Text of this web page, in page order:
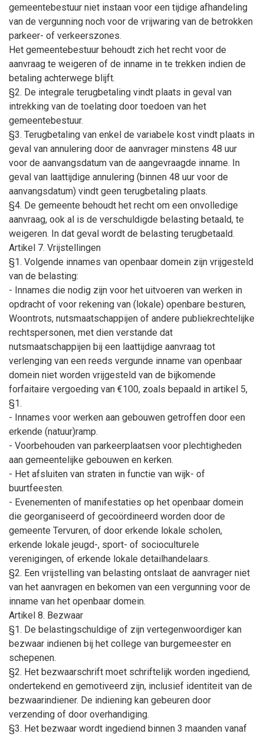
gemeentebestuur niet instaan voor een tijdige afhandeling
van de vergunning noch voor de vrijwaring van de betrokken
parkeer- of verkeerszones.
Het gemeentebestuur behoudt zich het recht voor de
aanvraag te weigeren of de inname in te trekken indien de
betaling achterwege blijft.
§2. De integrale terugbetaling vindt plaats in geval van
intrekking van de toelating door toedoen van het
gemeentebestuur.
§3. Terugbetaling van enkel de variabele kost vindt plaats in
geval van annulering door de aanvrager minstens 48 uur
voor de aanvangsdatum van de aangevraagde inname. In
geval van laattijdige annulering (binnen 48 uur voor de
aanvangsdatum) vindt geen terugbetaling plaats.
§4. De gemeente behoudt het recht om een onvolledige
aanvraag, ook al is de verschuldigde belasting betaald, te
weigeren. In dat geval wordt de belasting terugbetaald.
Artikel 7. Vrijstellingen
§1. Volgende innames van openbaar domein zijn vrijgesteld
van de belasting:
- Innames die nodig zijn voor het uitvoeren van werken in
opdracht of voor rekening van (lokale) openbare besturen,
Woontrots, nutsmaatschappijen of andere publiekrechtelijke
rechtspersonen, met dien verstande dat
nutsmaatschappijen bij een laattijdige aanvraag tot
verlenging van een reeds vergunde inname van openbaar
domein niet worden vrijgesteld van de bijkomende
forfaitaire vergoeding van €100, zoals bepaald in artikel 5,
§1.
- Innames voor werken aan gebouwen getroffen door een
erkende (natuur)ramp.
- Voorbehouden van parkeerplaatsen voor plechtigheden
aan gemeentelijke gebouwen en kerken.
- Het afsluiten van straten in functie van wijk- of
buurtfeesten.
- Evenementen of manifestaties op het openbaar domein
die georganiseerd of gecoördineerd worden door de
gemeente Tervuren, of door erkende lokale scholen,
erkende lokale jeugd-, sport- of socioculturele
verenigingen, of erkende lokale detailhandelaars.
§2. Een vrijstelling van belasting ontslaat de aanvrager niet
van het aanvragen en bekomen van een vergunning voor de
inname van het openbaar domein.
Artikel 8. Bezwaar
§1. De belastingschuldige of zijn vertegenwoordiger kan
bezwaar indienen bij het college van burgemeester en
schepenen.
§2. Het bezwaarschrift moet schriftelijk worden ingediend,
ondertekend en gemotiveerd zijn, inclusief identiteit van de
bezwaarindiener. De indiening kan gebeuren door
verzending of door overhandiging.
§3. Het bezwaar wordt ingediend binnen 3 maanden vanaf